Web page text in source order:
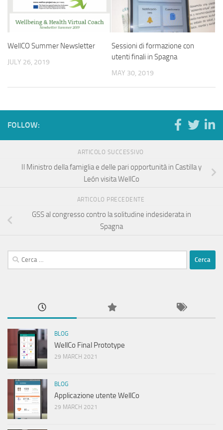
WellCO Summer Newsletter
JULY 26, 2019
Sessioni di formazione con
utenti finali in Spagna
MAY 30, 2019
FOLLOW:
ARTICOLO SUCCESSIVO
Il Ministro della famiglia e delle pari opportunità in Castilla y
León visita WellCo
ARTICOLO PRECEDENTE
GSS al congresso contro la solitudine indesiderata in
Spagna
Ricerca
per:
BLOG
WellCo Final Prototype
29 MARCH 2021
BLOG
Applicazione utente WellCo
29 MARCH 2021